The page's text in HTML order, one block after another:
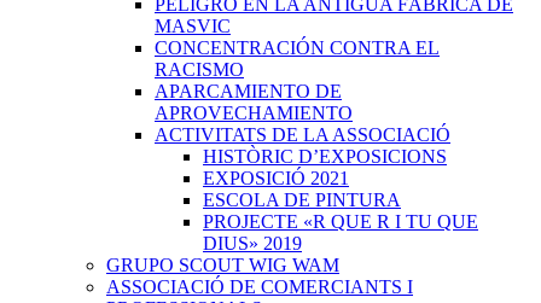
PELIGRO EN LA ANTIGUA FÁBRICA DE
MASVIC
CONCENTRACIÓN CONTRA EL
RACISMO
APARCAMIENTO DE
APROVECHAMIENTO
ACTIVITATS DE LA ASSOCIACIÓ
HISTÒRIC D’EXPOSICIONS
EXPOSICIÓ 2021
ESCOLA DE PINTURA
PROJECTE «R QUE R I TU QUE
DIUS» 2019
GRUPO SCOUT WIG WAM
ASSOCIACIÓ DE COMERCIANTS I